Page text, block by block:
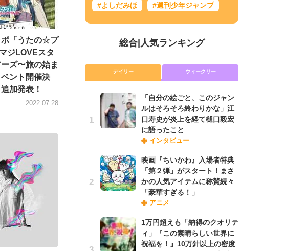
ボ「うたの☆プ
ジLOVEスタ
ズ〜旅の始ま
ント開催決
加発表！
2022.07.28
#よしだみほ #週刊少年ジャンプ
総合| 人気ランキング
デイリー ウィークリー
「自分の絵ごと、このジャン
ルはそろそろ終わりかな」江
口寿史が炎上を経て樋口毅宏
に語ったこと
インタビュー
映画『ちいかわ』入場者特典
「第２弾」がスタート！まさ
かの人気アイテムに称賛続々
「豪華すぎる！」
アニメ
1万円超えも「納得のクオリテ
ィ」『この素晴らしい世界に
祝福を！』10万針以上の密度